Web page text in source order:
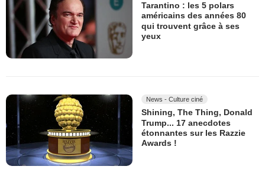
Tarantino : les 5 polars
américains des années 80
qui trouvent grâce à ses
yeux
News - Culture ciné
Shining, The Thing, Donald
Trump... 17 anecdotes
étonnantes sur les Razzie
Awards !